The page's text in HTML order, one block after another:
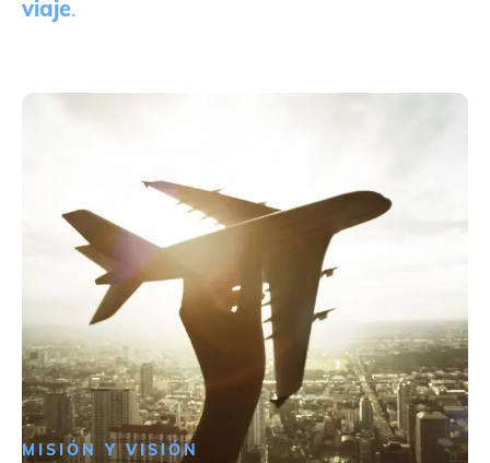
viaje.
MISIÓN Y VISIÓN